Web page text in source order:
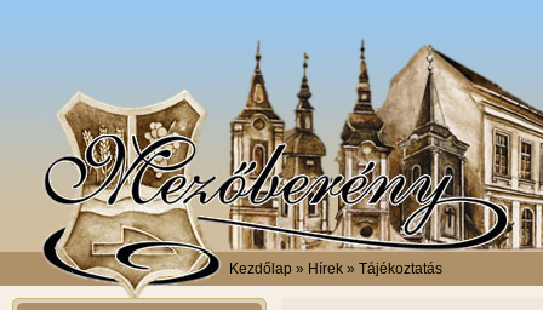
Kezdőlap » Hírek » Tájékoztatás